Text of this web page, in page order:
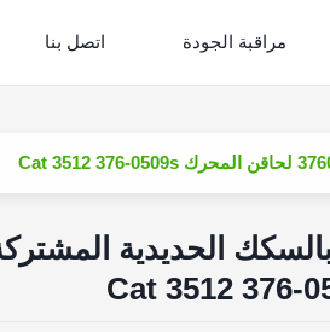
مراقبة الجودة اتصل بنا